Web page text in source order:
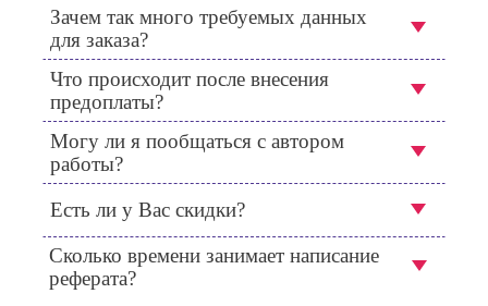
Зачем так много требуемых данных
для заказа?
Что происходит после внесения
предоплаты?
Могу ли я пообщаться с автором
работы?
Есть ли у Вас скидки?
Сколько времени занимает написание
реферата?